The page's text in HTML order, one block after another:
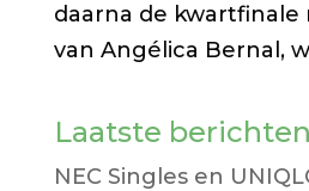
daarna de kwartfinale
van Angélica Bernal,
Laatste berichten
NEC Singles en